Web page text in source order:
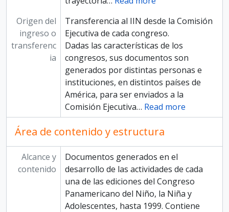
Origen del
ingreso o
transferenc
ia
Transferencia al IIN desde la Comisión
Ejecutiva de cada congreso.
Dadas las características de los
congresos, sus documentos son
generados por distintas personas e
instituciones, en distintos países de
América, para ser enviados a la
Comisión Ejecutiva… Read more
Área de contenido y estructura
Alcance y
contenido
Documentos generados en el
desarrollo de las actividades de cada
una de las ediciones del Congreso
Panamericano del Niño, la Niña y
Adolescentes, hasta 1999. Contiene